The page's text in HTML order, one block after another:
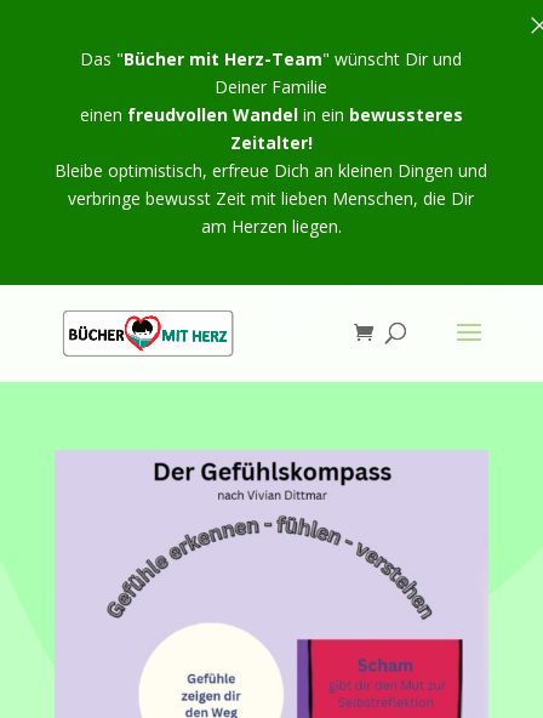
Das "Bücher mit Herz-Team" wünscht Dir und
Deiner Familie
einen freudvollen Wandelin ein bewussteres
Zeitalter!
Bleibe optimistisch, erfreue Dich an kleinen Dingen und
verbringe bewusst Zeit mit lieben Menschen, die Dir
am Herzen liegen.